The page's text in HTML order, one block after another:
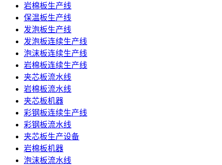
岩棉板生产线
保温板生产线
发泡板生产线
发泡板连续生产线
泡沫板连续生产线
岩棉板连续生产线
夹芯板流水线
岩棉板流水线
夹芯板机器
彩钢板连续生产线
彩钢板流水线
夹芯板生产设备
岩棉板机器
泡沫板流水线